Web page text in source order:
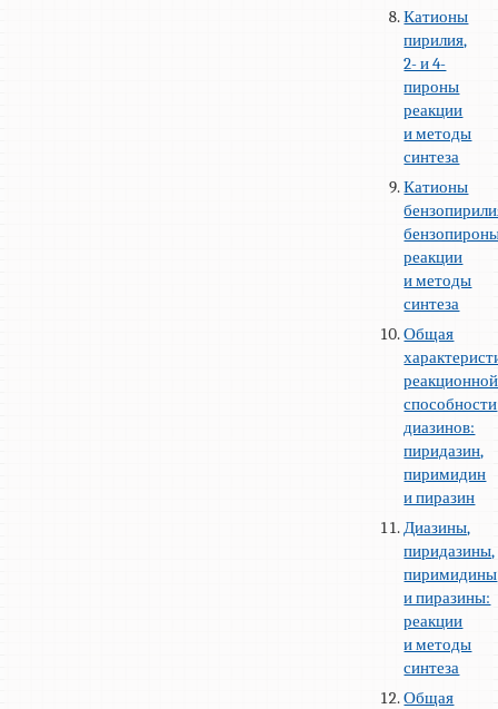
Катионы
пирилия,
2- и 4-
пироны
реакции
и методы
синтеза
Катионы
реакции
и методы
синтеза
Общая
реакционной
способности
диазинов:
пиридазин,
пиримидин
и пиразин
Диазины,
пиридазины,
пиримидины
и пиразины:
реакции
и методы
синтеза
Общая